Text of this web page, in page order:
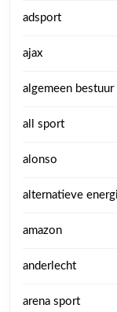
adsport
ajax
algemeen bestuur
all sport
alonso
alternatieve
amazon
anderlecht
arena sport